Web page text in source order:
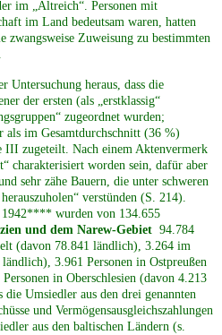
im „Altreich“. Personen mit
im Land bedeutsam waren, hatten
zwangsweise Zuweisung zu bestimmten
Untersuchung heraus, dass die
der ersten (als „erstklassig“
zugeordnet wurden;
als im Gesamtdurchschnitt (36 %)
III zugeteilt. Nach einem Aktenvermerk
charakterisiert worden sein, dafür aber
sehr zähe Bauern, die unter schweren
verstünden (S. 214).
1942**** wurden von 134.655
und dem Narew-Gebiet 94.784
(davon 78.841 ländlich), 3.264 im
3.961 Personen in Ostpreußen
in Oberschlesien (davon 4.213
Umsiedler aus den drei genannten
und Vermögensausgleichszahlungen
aus den baltischen Ländern (s.